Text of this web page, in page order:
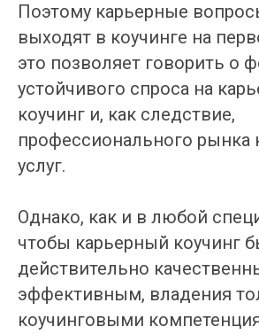
Поэтому карьерные
выходят в коучинге на
это позволяет говорить о
устойчивого спроса на
коучинг и, как следствие,
профессионального рынка
услуг.
Однако, как и в любой
чтобы карьерный коучинг
действительно
эффективным, владения
коучинговыми